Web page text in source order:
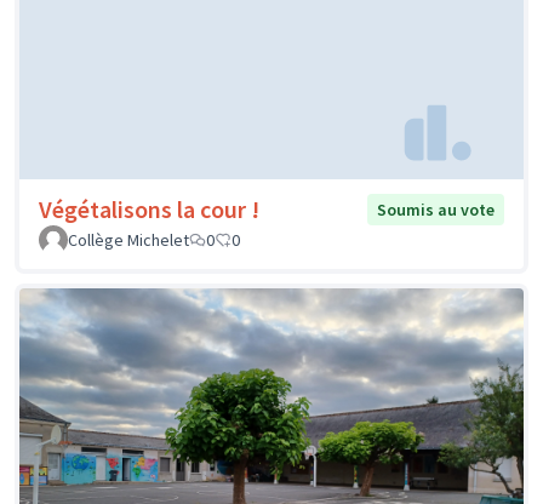
Végétalisons la cour !
Soumis au vote
Collège Michelet
0 0